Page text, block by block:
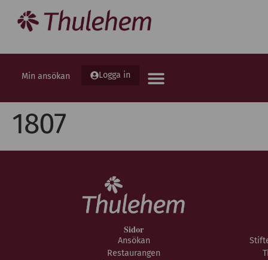
Min ansökan Logga in
1807
Sidor
Ansökan
Restaurangen